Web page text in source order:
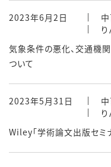
2023年6月2日
気象条件の悪化、交通機
ついて
2023年5月31日
Wiley「学術論文出版セミ